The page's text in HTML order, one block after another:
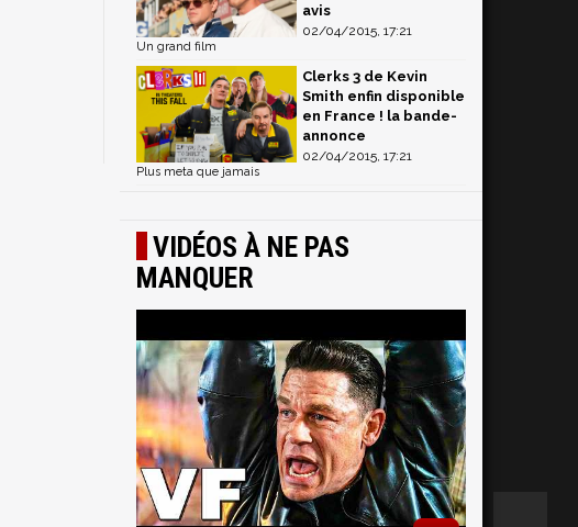
avis
02/04/2015, 17:21
Un grand film
Clerks 3 de Kevin
Smith enfin disponible
en France ! la bande-
annonce
02/04/2015, 17:21
Plus meta que jamais
VIDÉOS À NE PAS
MANQUER